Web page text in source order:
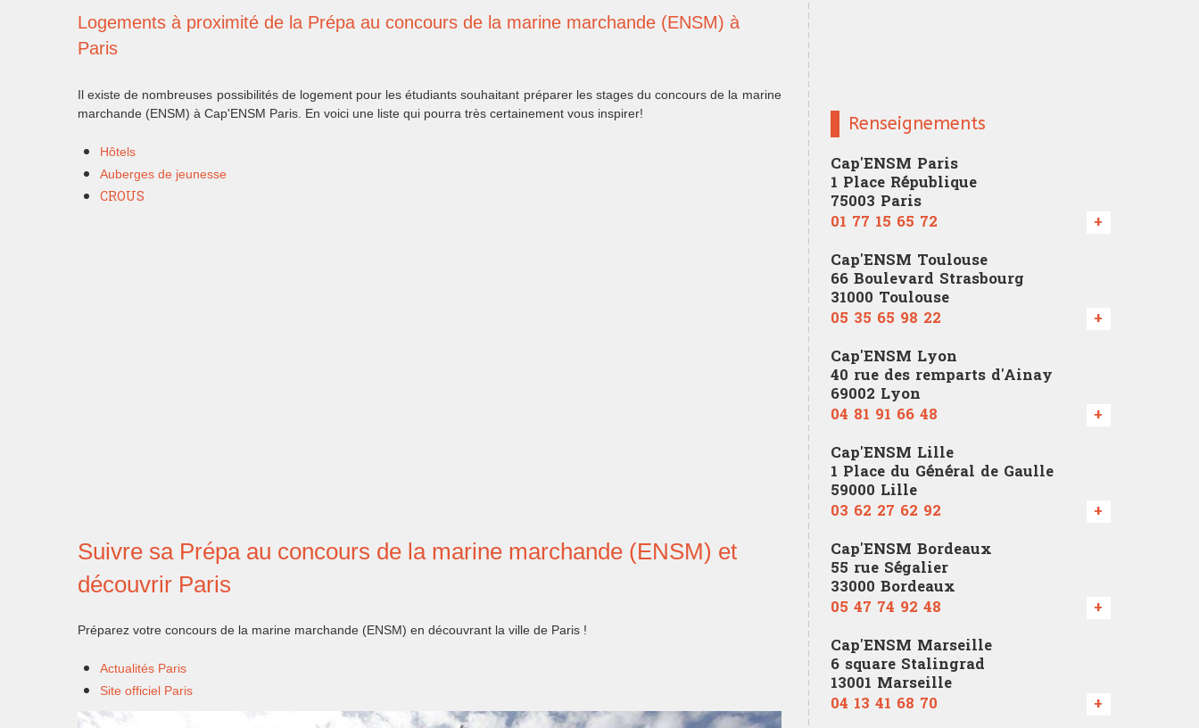
Logements à proximité de la Prépa au concours de la marine marchande (ENSM) à
Paris
Il existe de nombreuses possibilités de logement pour les étudiants souhaitant préparer les stages du concours de la marine
marchande (ENSM) à Cap'ENSM Paris. En voici une liste qui pourra très certainement vous inspirer!
Hôtels
Auberges de jeunesse
CROUS
Suivre sa Prépa au concours de la marine marchande (ENSM) et
découvrir Paris
Préparez votre concours de la marine marchande (ENSM) en découvrant la ville de Paris !
Actualités Paris
Site officiel Paris
Renseignements
Cap'ENSM Paris
1 Place République
75003 Paris
01 77 15 65 72
+
Cap'ENSM Toulouse
66 Boulevard Strasbourg
31000 Toulouse
05 35 65 98 22
+
Cap'ENSM Lyon
40 rue des remparts d'Ainay
69002 Lyon
04 81 91 66 48
+
Cap'ENSM Lille
1 Place du Général de Gaulle
59000 Lille
03 62 27 62 92
+
Cap'ENSM Bordeaux
55 rue Ségalier
33000 Bordeaux
05 47 74 92 48
+
Cap'ENSM Marseille
6 square Stalingrad
13001 Marseille
04 13 41 68 70 +